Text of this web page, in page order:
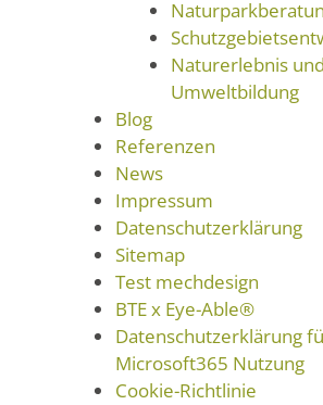
Naturerlebnis und
Umweltbildung
Blog
Referenzen
News
Impressum
Datenschutzerklärung
Sitemap
Test mechdesign
BTE x Eye-Able®
Datenschutzerklärung
Microsoft365 Nutzung
Cookie-Richtlinie